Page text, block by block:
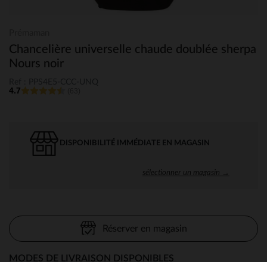
Chancelière universelle chaude doublée sherpa
Nours noir
4.7
DISPONIBILITÉ IMMÉDIATE EN MAGASIN
sélectionner un magasin →
Réserver en magasin
MODES DE LIVRAISON DISPONIBLES